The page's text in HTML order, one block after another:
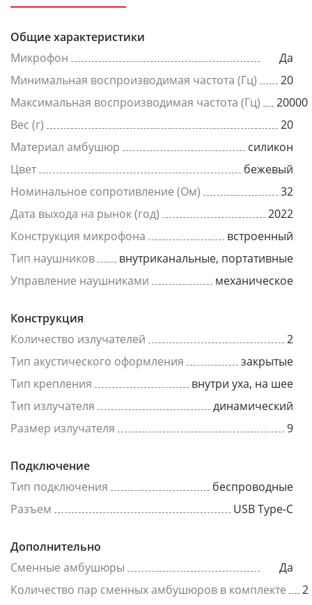
Общие характеристики
Микрофон
Да
Минимальная воспроизводимая частота (Гц)
20
Максимальная воспроизводимая частота (Гц)
20000
Вес (г)
20
Материал амбушюр
силикон
Цвет
бежевый
Номинальное сопротивление (Ом)
32
Дата выхода на рынок (год)
2022
Конструкция микрофона
встроенный
Тип наушников
внутриканальные, портативные
Управление наушниками
механическое
Конструкция
Количество излучателей
2
Тип акустического оформления
закрытые
Тип крепления
внутри уха, на шее
Тип излучателя
динамический
Размер излучателя
9
Подключение
Тип подключения
беспроводные
Разъем
USB Type-C
Дополнительно
Сменные амбушюры
Да
Количество пар сменных амбушюров в комплекте
2